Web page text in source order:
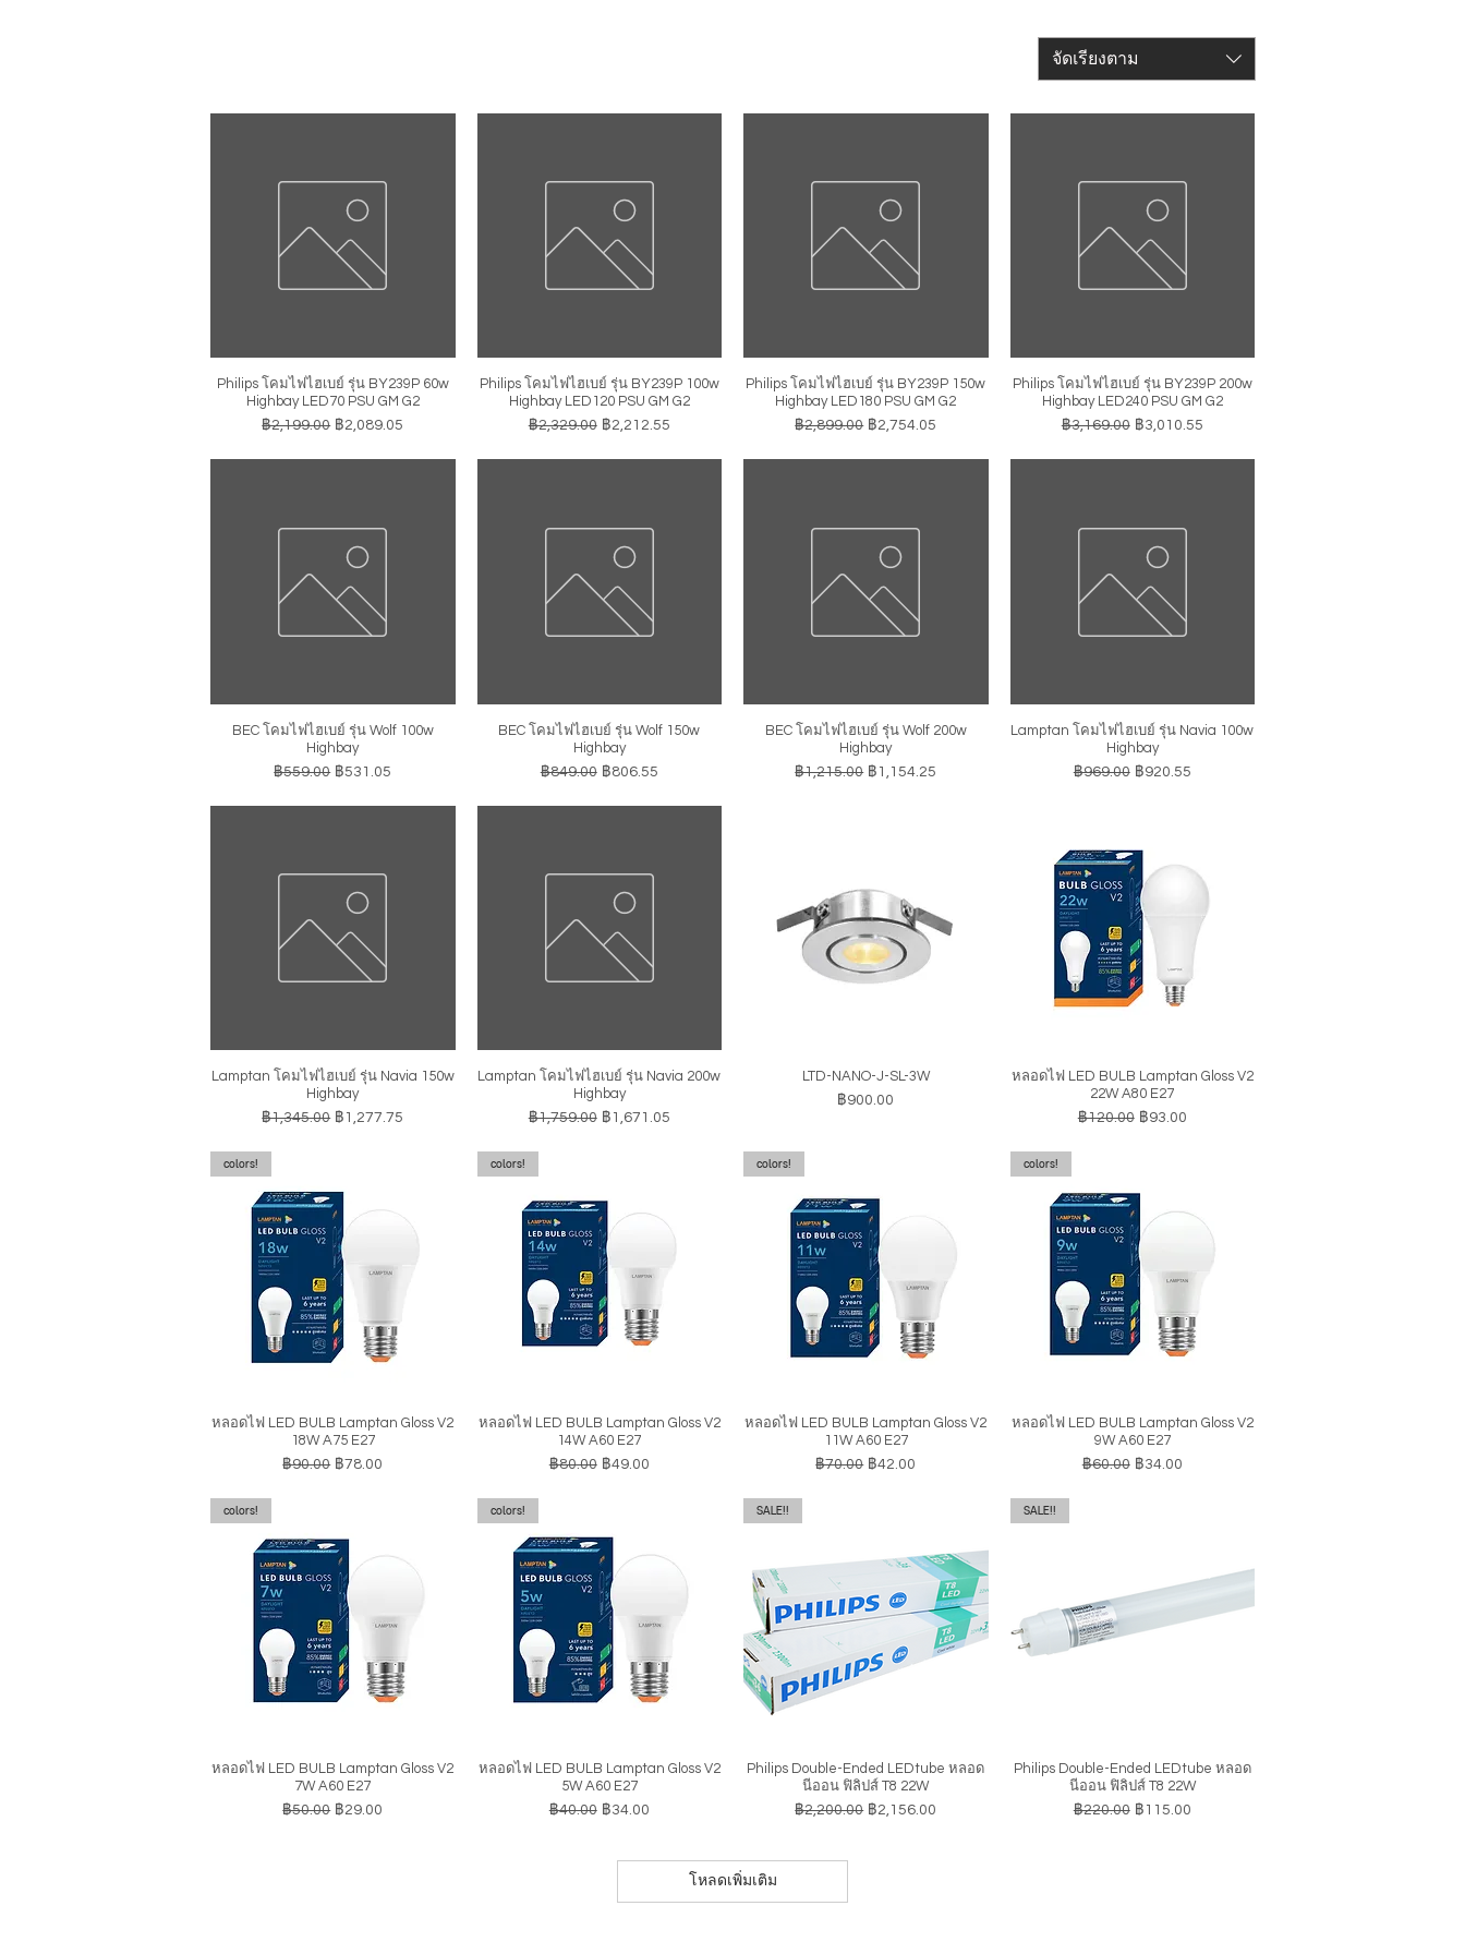
จัดเรียงตาม
ดูข้อมูลด่วน
Philips โคมไฟไฮเบย์ รุ่น BY239P 60w
Highbay LED70 PSU GM G2
ราคาปกติ
฿2,199.00 ราคาขายลด
฿2,089.05
ดูข้อมูลด่วน
Philips โคมไฟไฮเบย์ รุ่น BY239P 100w
Highbay LED120 PSU GM G2
ราคาปกติ
฿2,329.00 ราคาขายลด
฿2,212.55
ดูข้อมูลด่วน
Philips โคมไฟไฮเบย์ รุ่น BY239P 150w
Highbay LED180 PSU GM G2
ราคาปกติ
฿2,899.00 ราคาขายลด
฿2,754.05
ดูข้อมูลด่วน
Philips โคมไฟไฮเบย์ รุ่น BY239P 200w
Highbay LED240 PSU GM G2
ราคาปกติ
฿3,169.00 ราคาขายลด
฿3,010.55
ดูข้อมูลด่วน
BEC โคมไฟไฮเบย์ รุ่น Wolf 100w
Highbay
ราคาปกติ
฿559.00 ราคาขายลด
฿531.05
ดูข้อมูลด่วน
BEC โคมไฟไฮเบย์ รุ่น Wolf 150w
Highbay
ราคาปกติ
฿849.00 ราคาขายลด
฿806.55
ดูข้อมูลด่วน
BEC โคมไฟไฮเบย์ รุ่น Wolf 200w
Highbay
ราคาปกติ
฿1,215.00 ราคาขายลด
฿1,154.25
ดูข้อมูลด่วน
Lamptan โคมไฟไฮเบย์ รุ่น Navia 100w
Highbay
ราคาปกติ
฿969.00 ราคาขายลด
฿920.55
ดูข้อมูลด่วน
Lamptan โคมไฟไฮเบย์ รุ่น Navia 150w
Highbay
ราคาปกติ
฿1,345.00 ราคาขายลด
฿1,277.75
ดูข้อมูลด่วน
Lamptan โคมไฟไฮเบย์ รุ่น Navia 200w
Highbay
ราคาปกติ
฿1,759.00 ราคาขายลด
฿1,671.05
ดูข้อมูลด่วน
LTD-NANO-J-SL-3W
ราคา
฿900.00
ดูข้อมูลด่วน
หลอดไฟ LED BULB Lamptan Gloss V2
22W A80 E27
ราคาปกติ
฿120.00 ราคาขายลด
฿93.00
ดูข้อมูลด่วน
colors!
หลอดไฟ LED BULB Lamptan Gloss V2
18W A75 E27
ราคาปกติ
฿90.00 ราคาขายลด
฿78.00
ดูข้อมูลด่วน
colors!
หลอดไฟ LED BULB Lamptan Gloss V2
14W A60 E27
ราคาปกติ
฿80.00 ราคาขายลด
฿49.00
ดูข้อมูลด่วน
colors!
หลอดไฟ LED BULB Lamptan Gloss V2
11W A60 E27
ราคาปกติ
฿70.00 ราคาขายลด
฿42.00
ดูข้อมูลด่วน
colors!
หลอดไฟ LED BULB Lamptan Gloss V2
9W A60 E27
ราคาปกติ
฿60.00 ราคาขายลด
฿34.00
ดูข้อมูลด่วน
colors!
หลอดไฟ LED BULB Lamptan Gloss V2
7W A60 E27
ราคาปกติ
฿50.00 ราคาขายลด
฿29.00
ดูข้อมูลด่วน
colors!
หลอดไฟ LED BULB Lamptan Gloss V2
5W A60 E27
ราคาปกติ
฿40.00 ราคาขายลด
฿34.00
ดูข้อมูลด่วน
SALE!!
Philips Double-Ended LEDtube หลอด
นีออน ฟิลิปส์ T8 22W
ราคาปกติ
฿2,200.00 ราคาขายลด
฿2,156.00
ดูข้อมูลด่วน
SALE!!
Philips Double-Ended LEDtube หลอด
นีออน ฟิลิปส์ T8 22W
ราคาปกติ
฿220.00 ราคาขายลด
฿115.00
โหลดเพิ่มเติม